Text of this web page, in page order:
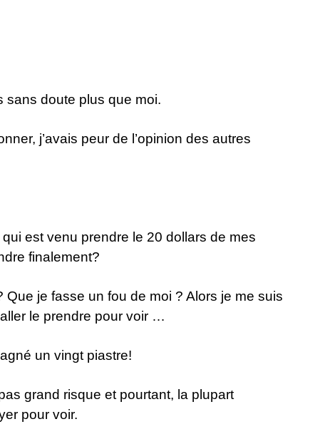
doute plus que moi.
j’avais peur de l’opinion des autres
est venu prendre le 20 dollars de mes
finalement?
je fasse un fou de moi ? Alors je me suis
le prendre pour voir …
un vingt piastre!
grand risque et pourtant, la plupart
pour voir.